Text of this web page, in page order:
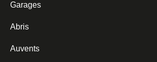
Garages
Abris
Auvents